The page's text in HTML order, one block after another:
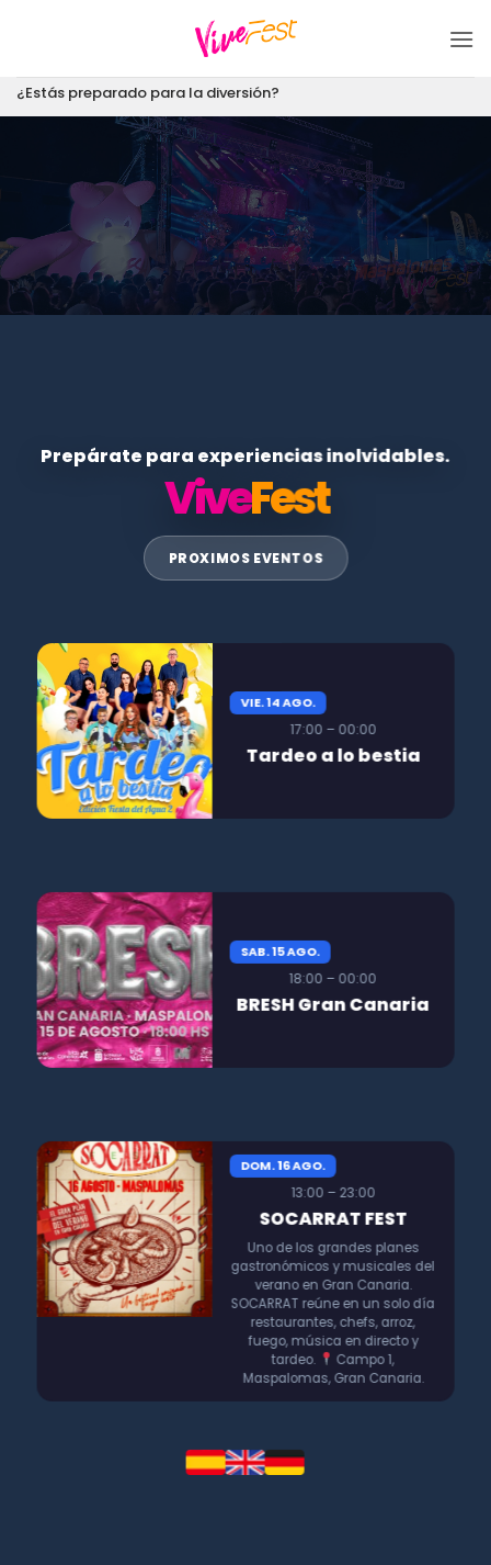
¿Estás preparado para la diversión?
Prepárate para experiencias inolvidables.
ViveFest
PROXIMOS EVENTOS
VIE. 14 AGO.
17:00 – 00:00
Tardeo a lo bestia
SAB. 15 AGO.
18:00 – 00:00
BRESH Gran Canaria
DOM. 16 AGO.
13:00 – 23:00
SOCARRAT FEST
Uno de los grandes planes
gastronómicos y musicales del
verano en Gran Canaria.
SOCARRAT reúne en un solo día
restaurantes, chefs, arroz,
fuego, música en directo y
tardeo.
Campo 1,
Maspalomas, Gran Canaria.